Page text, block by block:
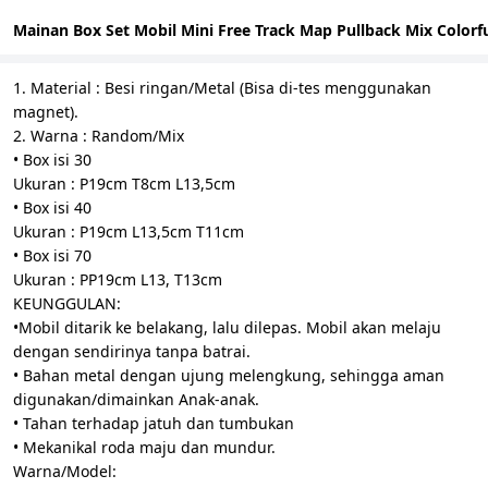
Mainan Box Set Mobil Mini Free Track Map Pullback Mix
1. Material : Besi ringan/Metal (Bisa di-tes menggunakan
magnet).
2. Warna : Random/Mix
• Box isi 30
Ukuran : P19cm T8cm L13,5cm
• Box isi 40
Ukuran : P19cm L13,5cm T11cm
• Box isi 70
Ukuran : PP19cm L13, T13cm
KEUNGGULAN:
•Mobil ditarik ke belakang, lalu dilepas. Mobil akan melaju
dengan sendirinya tanpa batrai.
• Bahan metal dengan ujung melengkung, sehingga aman
digunakan/dimainkan Anak-anak.
• Tahan terhadap jatuh dan tumbukan
• Mekanikal roda maju dan mundur.
Warna/Model: